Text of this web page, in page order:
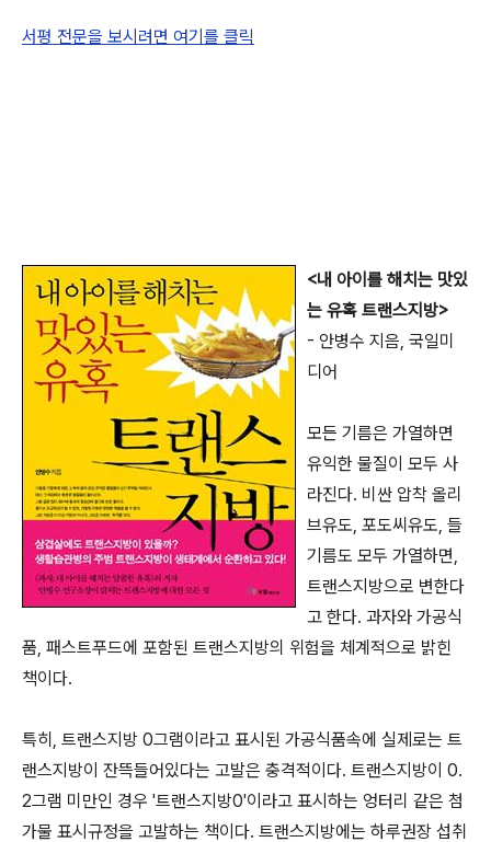
서평 전문을 보시려면 여기를 클릭
<내 아이를 해치는 맛있
는 유혹 트랜스지방>
- 안병수 지음, 국일미
디어
모든 기름은 가열하면
유익한 물질이 모두 사
라진다. 비싼 압착 올리
브유도, 포도씨유도, 들
기름도 모두 가열하면,
트랜스지방으로 변한다
고 한다. 과자와 가공식
품, 패스트푸드에 포함된 트랜스지방의 위험을 체계적으로 밝힌
책이다.
특히, 트랜스지방 0그램이라고 표시된 가공식품속에 실제로는 트
랜스지방이 잔뜩들어있다는 고발은 충격적이다. 트랜스지방이 0.
2그램 미만인 경우 '트랜스지방0'이라고 표시하는 엉터리 같은 첨
가물 표시규정을 고발하는 책이다. 트랜스지방에는 하루권장 섭취